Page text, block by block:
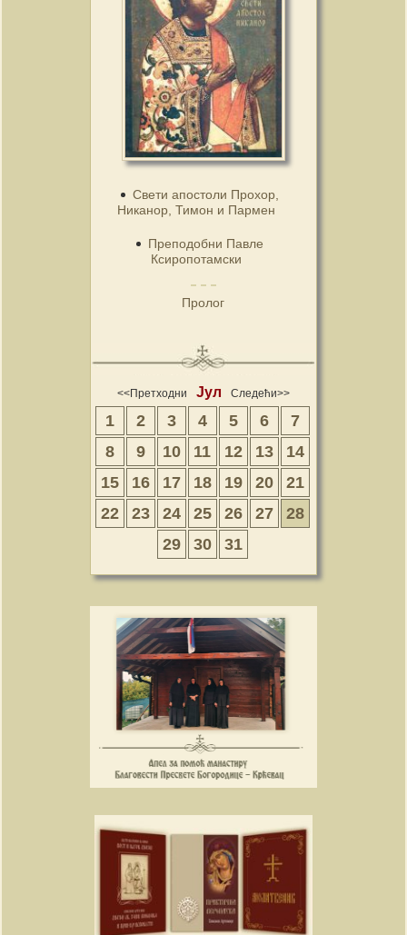
Свети апостоли Прохор,
Никанор, Тимон и Пармен
Преподобни Павле
Ксиропотамски
Пролог
<<Претходни Јул Следећи>>
1 2 3 4 5 6
7
8
9 10 11 12 13
14
15
16 17 18 19 20
21
22
23 24 25 26 27
28
29
30 31